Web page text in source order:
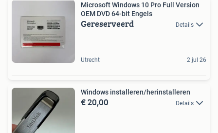
Microsoft Windows 10 Pro Full Version
OEM DVD 64-bit Engels
Gereserveerd Details
Utrecht 2 jul 26
Windows installeren/herinstalleren
€ 20,00 Details